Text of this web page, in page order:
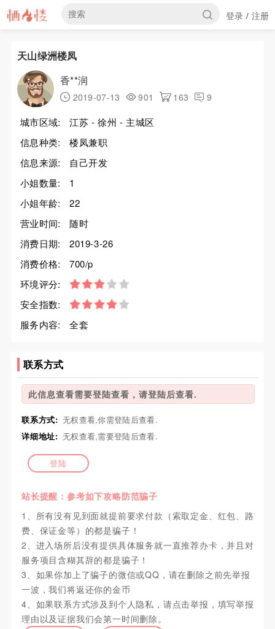
登录 / 注册
天山绿洲楼凤
香**润
2019-07-13 901 163 9
城市区域:
江苏 - 徐州 - 主城区
信息种类:
楼凤兼职
信息来源:
自己开发
小姐数量:
1
小姐年龄:
22
营业时间:
随时
消费日期:
2019-3-26
消费价格:
700/p
环境评分:
安全指数:
服务内容:
全套
联系方式
此信息查看需要登陆查看，请登陆后查看.
联系方式: 无权查看,你需登陆后查看.
详细地址: 无权查看,需要登陆后查看.
登陆
站长提醒：参考如下攻略防范骗子
1、所有没有见到面就提前要求付款（索取定金、红包、路
费、保证金等）的都是骗子！
2、进入场所后没有提供具体服务就一直推荐办卡，并且对
服务项目含糊其辞的都是骗子！
3、如果你加上了骗子的微信或QQ，请在删除之前先举报
一波，我们将返还你的金币
4、如果联系方式涉及到个人隐私，请点击举报，填写举报
理由以及证据我们会第一时间删除。